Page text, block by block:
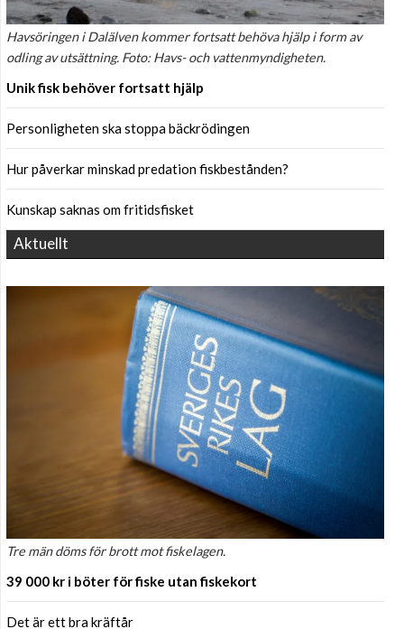
Havsöringen i Dalälven kommer fortsatt behöva hjälp i form av
odling av utsättning. Foto: Havs- och vattenmyndigheten.
Unik fisk behöver fortsatt hjälp
Personligheten ska stoppa bäckrödingen
Hur påverkar minskad predation fiskbestånden?
Kunskap saknas om fritidsfisket
Aktuellt
Tre män döms för brott mot fiskelagen.
39 000 kr i böter för fiske utan fiskekort
Det är ett bra kräftår